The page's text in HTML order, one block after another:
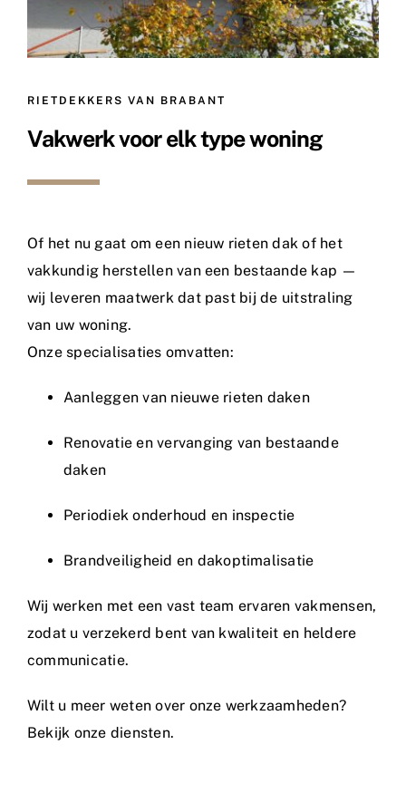
RIETDEKKERS VAN BRABANT
Vakwerk voor elk type woning
Of het nu gaat om een nieuw rieten dak of het
vakkundig herstellen van een bestaande kap —
wij leveren maatwerk dat past bij de uitstraling
van uw woning.
Onze specialisaties omvatten:
Aanleggen van nieuwe rieten daken
Renovatie en vervanging van bestaande
daken
Periodiek onderhoud en inspectie
Brandveiligheid en dakoptimalisatie
Wij werken met een vast team ervaren vakmensen,
zodat u verzekerd bent van kwaliteit en heldere
communicatie.
Wilt u meer weten over onze werkzaamheden?
Bekijk onze diensten.